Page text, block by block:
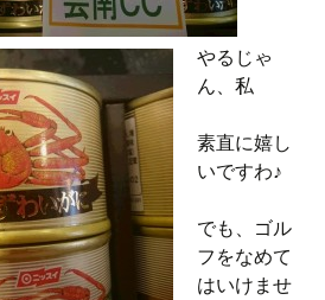
やるじゃ
ん、私
素直に嬉し
いですわ♪
でも、ゴル
フをなめて
はいけませ